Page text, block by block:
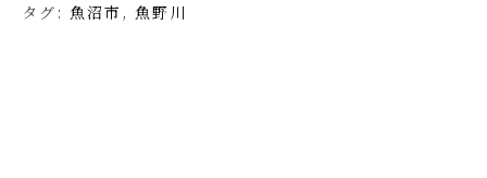
タグ: 魚沼市 , 魚野川